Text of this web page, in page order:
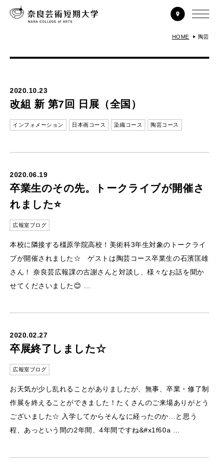
HOME 陶芸
2020.10.23
改組 新 第7回 日展（全国）
インフォメーション 日本画コース 染織コース 陶芸コース
2020.06.19
卒業生のその先。トークライブが開催さ
れました⭐️
広報室ブログ
本校に隣接する橿原学院高校！美術科3年生対象のトークライ
ブが開催されました☆ ゲストは陶芸コース卒業生の石濱匡雄
さん！ 奈良芸広報課の古謝さんと対談し、様々なお話を聞か
せてくださいました😊 …
2020.02.27
卒展終了しました☆
広報室ブログ
お天気が少し乱れることがありましたが、無事、卒業・修了制
作展を終えることができました！たくさんのご来場ありがとう
ございました☆ 入学してからそんなに経ったのか…と思う
程、あっという間の2年間、4年間ですね&#x1f60a …